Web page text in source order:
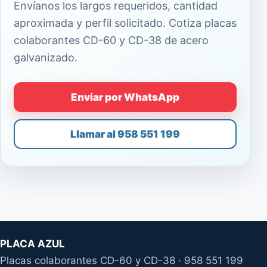
Envíanos los largos requeridos, cantidad
aproximada y perfil solicitado. Cotiza placas
colaborantes CD-60 y CD-38 de acero
galvanizado.
Enviar por WhatsApp
Llamar al 958 551 199
PLACA AZUL
Placas colaborantes CD-60 y CD-38 · 958 551 199